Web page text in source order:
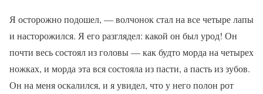
Я осторожно подошел, — волчонок стал на все четыре лапы
и насторожился. Я его разглядел: какой он был урод! Он
почти весь состоял из головы — как будто морда на четырех
ножках, и морда эта вся состояла из пасти, а пасть из зубов.
Он на меня оскалился, и я увидел, что у него полон рот